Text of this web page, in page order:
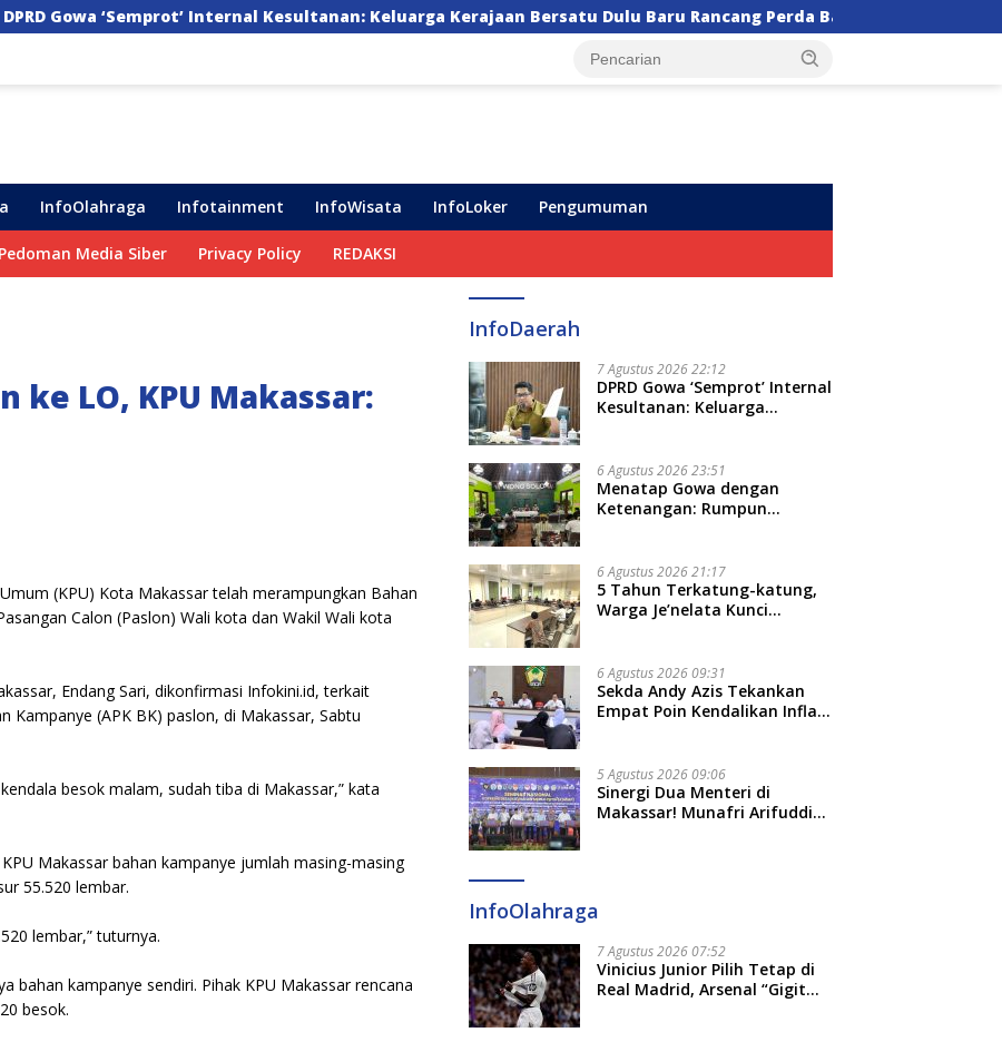
Kesultanan: Keluarga Kerajaan Bersatu Dulu Baru Rancang Perda Baru! Semarak HUT ke-102,
InfoOlahraga Infotainment InfoWisata InfoLoker Pengumuman
Pedoman Media Siber Privacy Policy REDAKSI
ke LO, KPU Makassar:
(KPU) Kota Makassar telah merampungkan Bahan
Calon (Paslon) Wali kota dan Wakil Wali kota
Endang Sari, dikonfirmasi Infokini.id, terkait
Kampanye (APK BK) paslon, di Makassar, Sabtu
besok malam, sudah tiba di Makassar,” kata
Makassar bahan kampanye jumlah masing-masing
55.520 lembar.
lembar,” tuturnya.
bahan kampanye sendiri. Pihak KPU Makassar rencana
besok.
InfoDaerah
7 Agustus 2026 22:12
DPRD Gowa ‘Semprot’ Internal
Kesultanan: Keluarga
6 Agustus 2026 23:51
Menatap Gowa dengan
Ketenangan: Rumpun
Sepihak, Tekankan Jalur
Musyawarah, Ingatkan Soal
Adat dan Adab
6 Agustus 2026 21:17
5 Tahun Terkatung-katung,
Warga Je’nelata Kunci
6 Agustus 2026 09:31
Sekda Andy Azis Tekankan
Empat Poin Kendalikan Inflasi
5 Agustus 2026 09:06
Sinergi Dua Menteri di
Makassar! Munafri Arifuddin
InfoOlahraga
7 Agustus 2026 07:52
Vinicius Junior Pilih Tetap di
Real Madrid, Arsenal “Gigit